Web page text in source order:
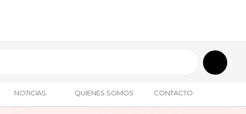
NOTICIAS QUIENES SOMOS CONTACTO